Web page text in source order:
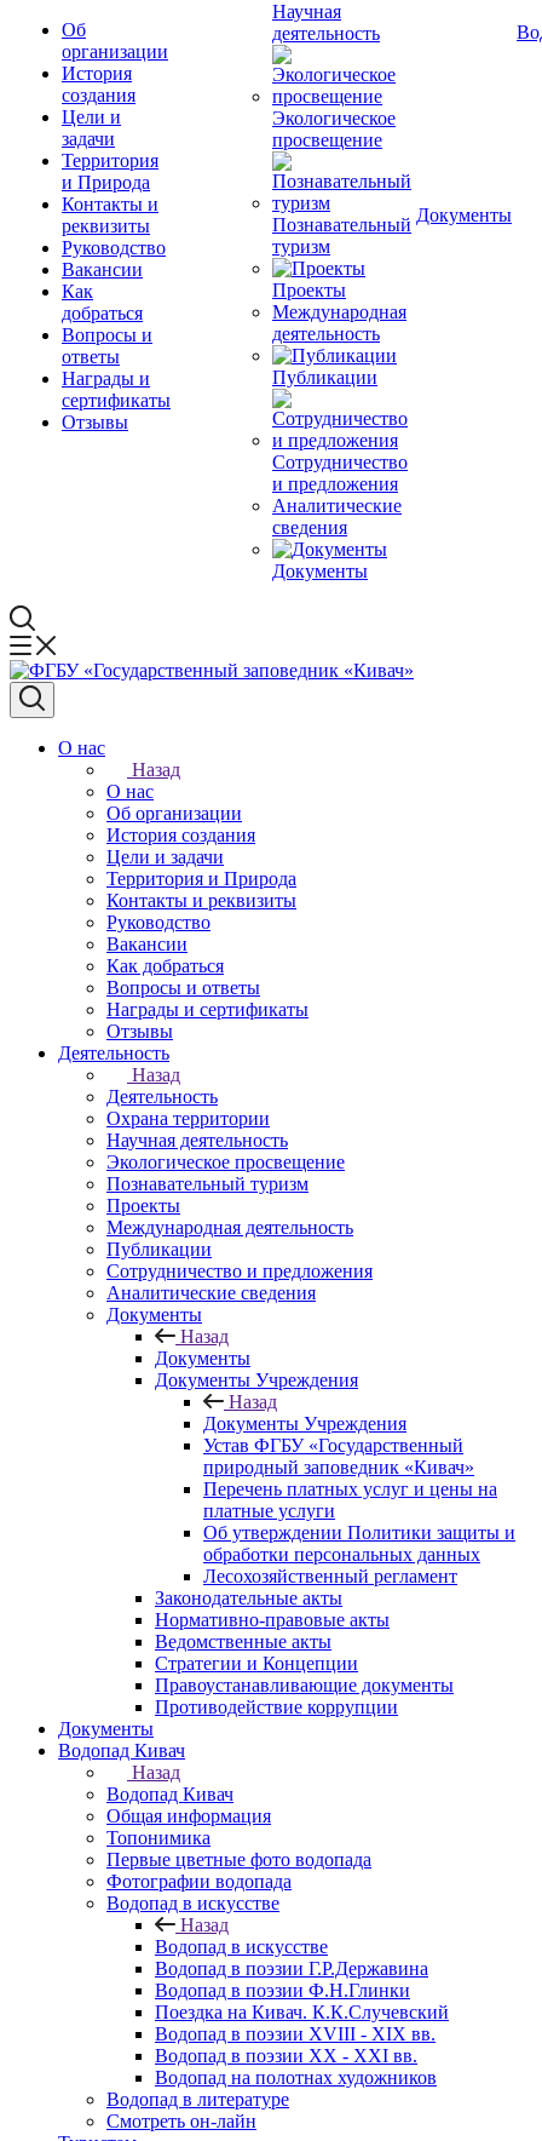
Об
организации
История
создания
Цели и
задачи
Территория
и Природа
Контакты и
реквизиты
Руководство
Вакансии
Как
добраться
Вопросы и
ответы
Награды и
сертификаты
Отзывы
Научная
деятельность
Экологическое
просвещение
Познавательный
туризм
Проекты
Международная
деятельность
Публикации
Сотрудничество
и предложения
Аналитические
сведения
Документы
Документы
О нас
Назад
О нас
Об организации
История создания
Цели и задачи
Территория и Природа
Контакты и реквизиты
Руководство
Вакансии
Как добраться
Вопросы и ответы
Награды и сертификаты
Отзывы
Деятельность
Назад
Деятельность
Охрана территории
Научная деятельность
Экологическое просвещение
Познавательный туризм
Проекты
Международная деятельность
Публикации
Сотрудничество и предложения
Аналитические сведения
Документы
Назад
Документы
Документы Учреждения
Назад
Документы Учреждения
Устав ФГБУ «Государственный
природный заповедник «Кивач»
Перечень платных услуг и цены на
платные услуги
Об утверждении Политики защиты и
обработки персональных данных
Лесохозяйственный регламент
Законодательные акты
Нормативно-правовые акты
Ведомственные акты
Стратегии и Концепции
Правоустанавливающие документы
Противодействие коррупции
Документы
Водопад Кивач
Назад
Водопад Кивач
Общая информация
Топонимика
Первые цветные фото водопада
Фотографии водопада
Водопад в искусстве
Назад
Водопад в искусстве
Водопад в поэзии Г.Р.Державина
Водопад в поэзии Ф.Н.Глинки
Поездка на Кивач. К.К.Случевский
Водопад в поэзии XVIII - XIX вв.
Водопад в поэзии XX - XXI вв.
Водопад на полотнах художников
Водопад в литературе
Смотреть он-лайн